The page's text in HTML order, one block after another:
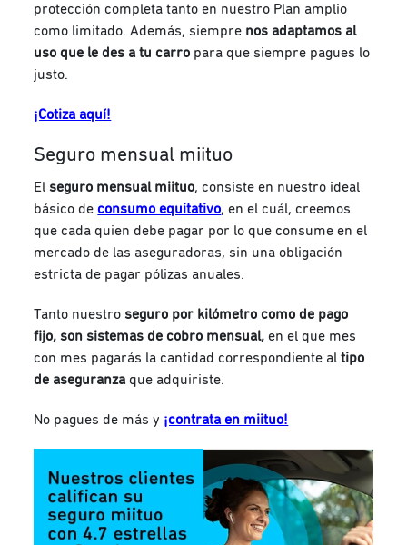
protección completa tanto en nuestro Plan amplio
como limitado. Además, siempre nos adaptamos al
uso que le des a tu carro para que siempre pagues lo
justo.
¡Cotiza aquí!
Seguro mensual miituo
Elseguro mensual miituo, consiste en nuestro ideal
básico deconsumo equitativo, en el cuál, creemos
que cada quien debe pagar por lo que consume en el
mercado de las aseguradoras, sin una obligación
estricta de pagar pólizas anuales.
Tanto nuestroseguro por kilómetro como de pago
fijo, son sistemas de cobro mensual, en el que mes
con mes pagarás la cantidad correspondiente al tipo
de aseguranzaque adquiriste.
No pagues de más y ¡contrata en miituo!